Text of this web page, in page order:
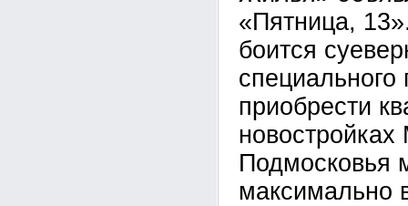
«Пятница,
боится
приобрести
Подмосковья
максимально